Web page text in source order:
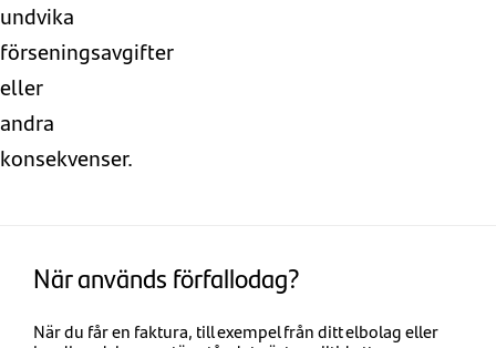
undvika
förseningsavgifter
eller
andra
konsekvenser.
När används förfallodag?
När du får en faktura, till exempel från ditt elbolag eller